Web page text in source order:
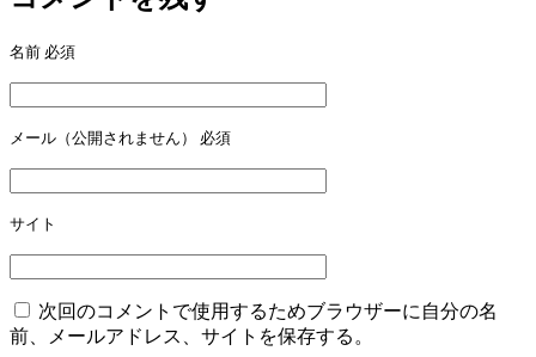
名前 必須
メール（公開されません） 必須
サイト
次回のコメントで使用するためブラウザーに自分の名
前、メールアドレス、サイトを保存する。